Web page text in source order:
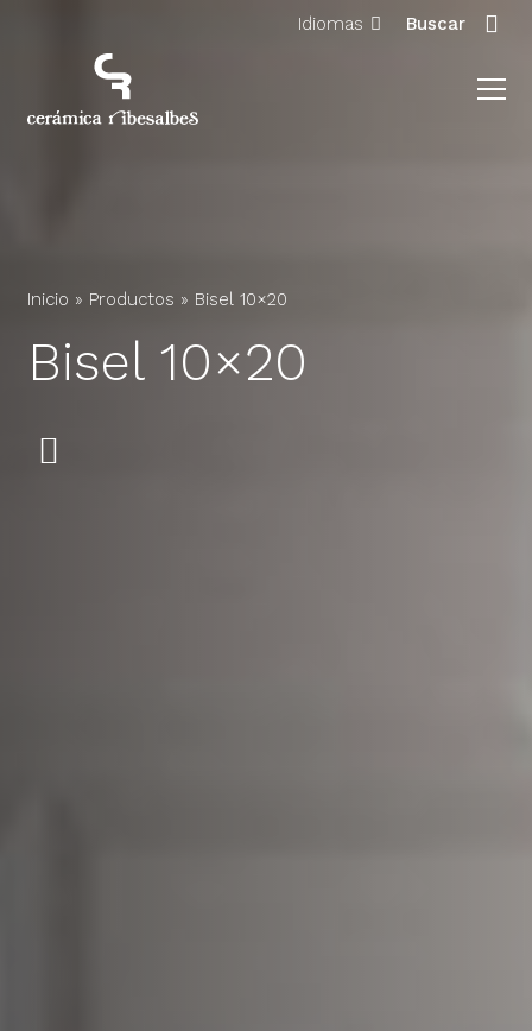
Idiomas Buscar
Inicio » Productos » Bisel 10×20
Bisel 10×20